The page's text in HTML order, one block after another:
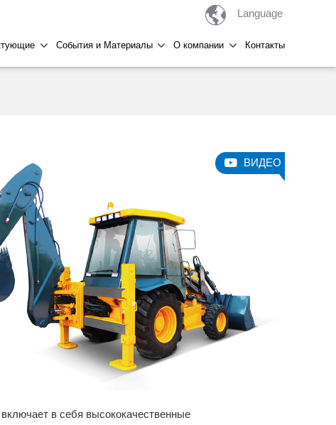
 Language
События и Материалы О компании Контакты
ВИДЕО
в себя высококачественные